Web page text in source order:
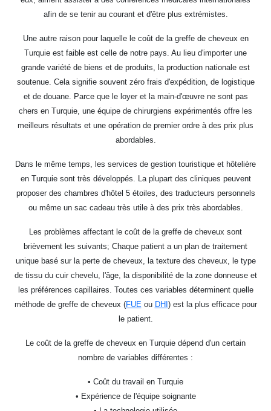
afin de se tenir au courant et d'être plus extrémistes.
Une autre raison pour laquelle le coût de la greffe de cheveux en
Turquie est faible est celle de notre pays. Au lieu d'importer une
grande variété de biens et de produits, la production nationale est
soutenue. Cela signifie souvent zéro frais d'expédition, de logistique
et de douane. Parce que le loyer et la main-d'œuvre ne sont pas
chers en Turquie, une équipe de chirurgiens expérimentés offre les
meilleurs résultats et une opération de premier ordre à des prix plus
abordables.
Dans le même temps, les services de gestion touristique et hôtelière
en Turquie sont très développés. La plupart des cliniques peuvent
proposer des chambres d'hôtel 5 étoiles, des traducteurs personnels
ou même un sac cadeau très utile à des prix très abordables.
Les problèmes affectant le coût de la greffe de cheveux sont
brièvement les suivants; Chaque patient a un plan de traitement
unique basé sur la perte de cheveux, la texture des cheveux, le type
de tissu du cuir chevelu, l'âge, la disponibilité de la zone donneuse et
les préférences capillaires. Toutes ces variables déterminent quelle
méthode de greffe de cheveux (FUE ou DHI ) est la plus efficace pour
le patient.
Le coût de la greffe de cheveux en Turquie dépend d'un certain
nombre de variables différentes :
• Coût du travail en Turquie
• Expérience de l'équipe soignante